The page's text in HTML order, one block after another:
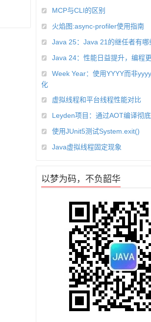
MCP与CLI的区别
火焰图:async-profiler使用指南
Java 25：Java 21的继任者有哪
Java 24：性能日益提升，编程
Week Year：使用YYYY而非
化
虚拟线程和平台线程性能对比
Leyden项目：通过AOT编译彻
使用JUnit5测试System.exit()
Java虚拟线程固定现象
以梦为码，不负韶华